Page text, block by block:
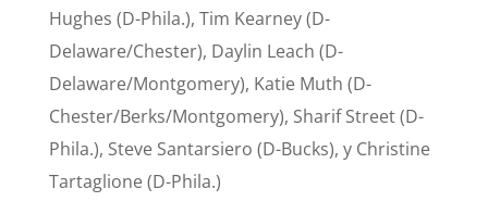
Hughes (D-Phila.), Tim Kearney (D-
Delaware/Chester), Daylin Leach (D-
Delaware/Montgomery), Katie Muth (D-
Chester/Berks/Montgomery), Sharif Street (D-
Phila.), Steve Santarsiero (D-Bucks), y Christine
Tartaglione (D-Phila.)